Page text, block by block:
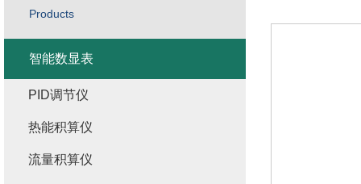
Products
智能数显表
PID调节仪
热能积算仪
流量积算仪